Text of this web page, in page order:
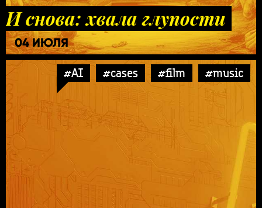
И снова: хвала глупости
04 ИЮЛЯ
#AI #cases #film #music